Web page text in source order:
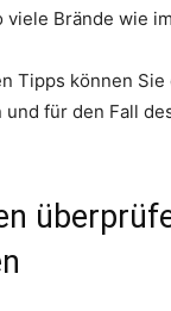
viele Brände wie
Tipps können
für den Fall